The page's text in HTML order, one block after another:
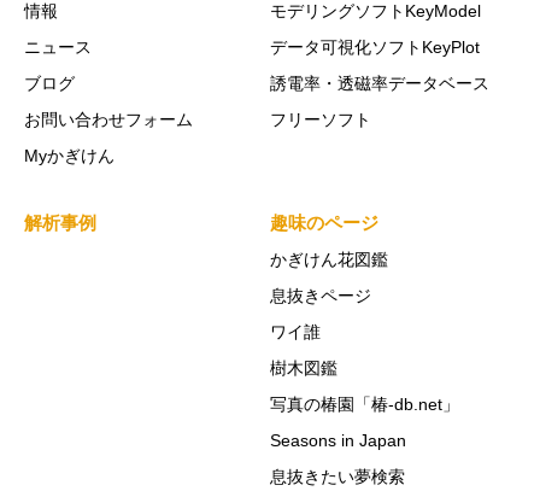
情報
ニュース
ブログ
お問い合わせフォーム
Myかぎけん
モデリングソフトKeyModel
データ可視化ソフトKeyPlot
誘電率・透磁率データベース
フリーソフト
解析事例 趣味のページ
かぎけん花図鑑
息抜きページ
ワイ誰
樹木図鑑
写真の椿園「椿-db.net」
Seasons in Japan
息抜きたい夢検索